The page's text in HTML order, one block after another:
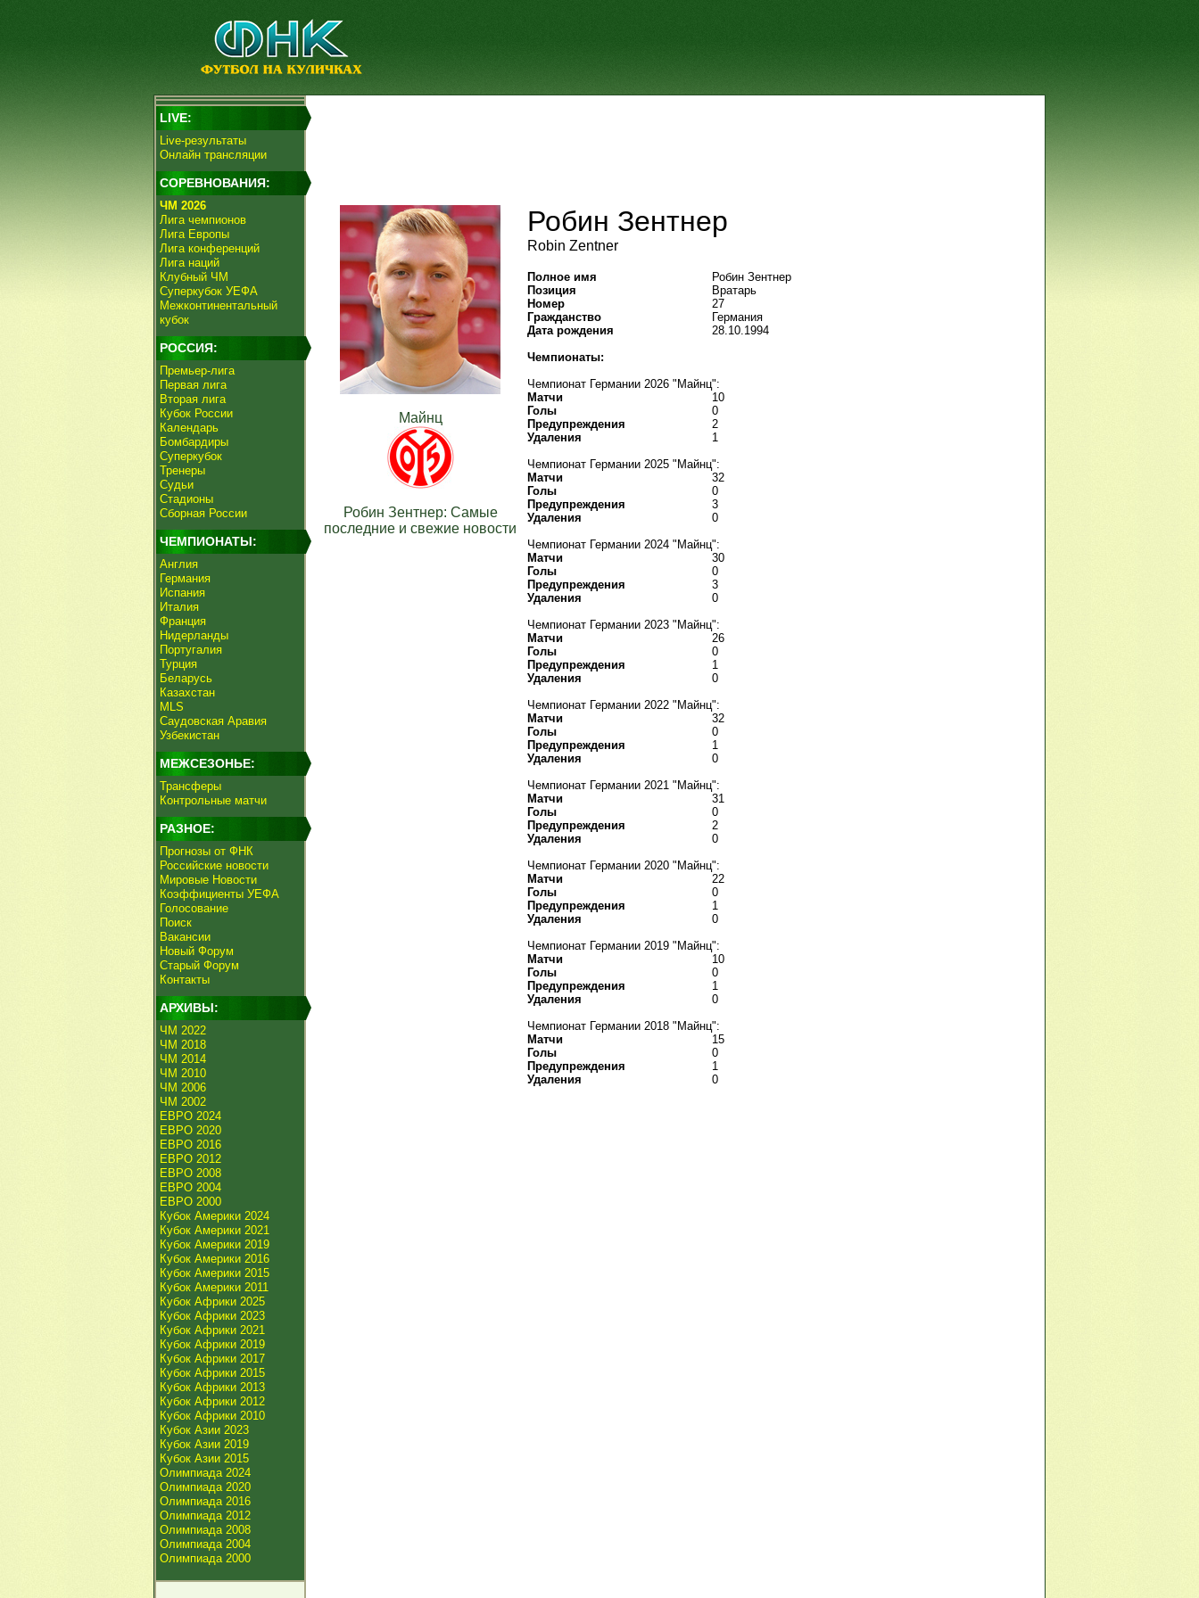
LIVE:
Live-результаты
Онлайн трансляции
СОРЕВНОВАНИЯ:
ЧМ 2026
Лига чемпионов
Лига Европы
Лига конференций
Лига наций
Клубный ЧМ
Суперкубок УЕФА
Межконтинентальный
кубок
РОССИЯ:
Премьер-лига
Первая лига
Вторая лига
Кубок России
Календарь
Бомбардиры
Суперкубок
Тренеры
Судьи
Стадионы
Сборная России
ЧЕМПИОНАТЫ:
Англия
Германия
Испания
Италия
Франция
Нидерланды
Португалия
Турция
Беларусь
Казахстан
MLS
Саудовская Аравия
Узбекистан
МЕЖСЕЗОНЬЕ:
Трансферы
Контрольные матчи
РАЗНОЕ:
Прогнозы от ФНК
Российские новости
Мировые Новости
Коэффициенты УЕФА
Голосование
Поиск
Вакансии
Новый Форум
Старый Форум
Контакты
АРХИВЫ:
ЧМ 2022
ЧМ 2018
ЧМ 2014
ЧМ 2010
ЧМ 2006
ЧМ 2002
ЕВРО 2024
ЕВРО 2020
ЕВРО 2016
ЕВРО 2012
ЕВРО 2008
ЕВРО 2004
ЕВРО 2000
Кубок Америки 2024
Кубок Америки 2021
Кубок Америки 2019
Кубок Америки 2016
Кубок Америки 2015
Кубок Америки 2011
Кубок Африки 2025
Кубок Африки 2023
Кубок Африки 2021
Кубок Африки 2019
Кубок Африки 2017
Кубок Африки 2015
Кубок Африки 2013
Кубок Африки 2012
Кубок Африки 2010
Кубок Азии 2023
Кубок Азии 2019
Кубок Азии 2015
Олимпиада 2024
Олимпиада 2020
Олимпиада 2016
Олимпиада 2012
Олимпиада 2008
Олимпиада 2004
Олимпиада 2000
Майнц
Робин Зентнер: Самые
последние и свежие новости
Робин Зентнер
Robin Zentner
Полное имя
Робин Зентнер
Позиция
Вратарь
Номер
27
Гражданство
Германия
Дата рождения
28.10.1994
Чемпионаты:
Чемпионат Германии 2026 "Майнц":
Матчи
10
Голы
0
Предупреждения
2
Удаления
1
Чемпионат Германии 2025 "Майнц":
Матчи
32
Голы
0
Предупреждения
3
Удаления
0
Чемпионат Германии 2024 "Майнц":
Матчи
30
Голы
0
Предупреждения
3
Удаления
0
Чемпионат Германии 2023 "Майнц":
Матчи
26
Голы
0
Предупреждения
1
Удаления
0
Чемпионат Германии 2022 "Майнц":
Матчи
32
Голы
0
Предупреждения
1
Удаления
0
Чемпионат Германии 2021 "Майнц":
Матчи
31
Голы
0
Предупреждения
2
Удаления
0
Чемпионат Германии 2020 "Майнц":
Матчи
22
Голы
0
Предупреждения
1
Удаления
0
Чемпионат Германии 2019 "Майнц":
Матчи
10
Голы
0
Предупреждения
1
Удаления
0
Чемпионат Германии 2018 "Майнц":
Матчи
15
Голы
0
Предупреждения
1
Удаления
0